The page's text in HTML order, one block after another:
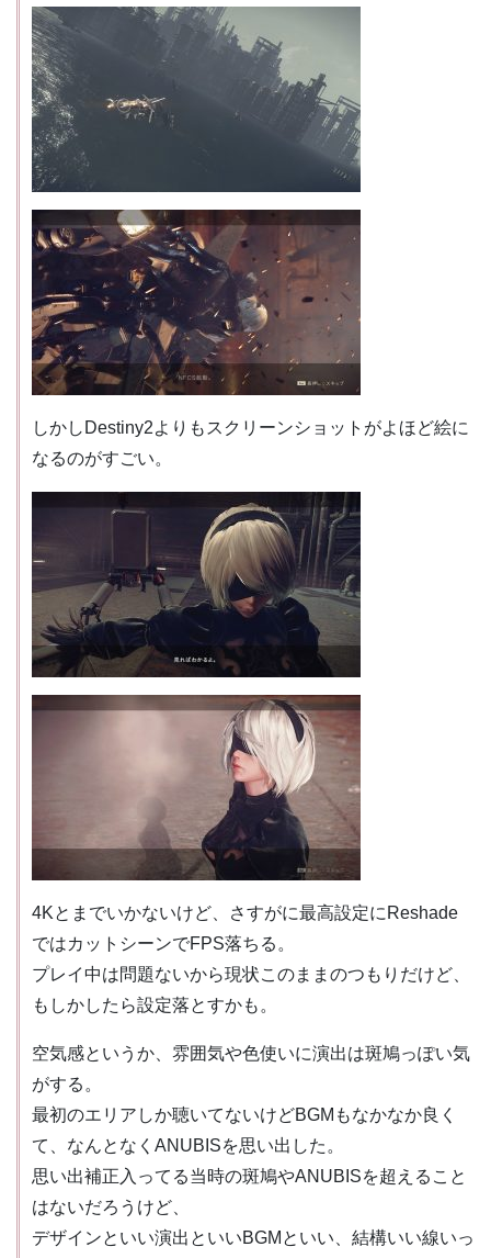
しかしDestiny2よりもスクリーンショットがよほど絵に
なるのがすごい。
4Kとまでいかないけど、さすがに最高設定にReshade
ではカットシーンでFPS落ちる。
プレイ中は問題ないから現状このままのつもりだけど、
もしかしたら設定落とすかも。
空気感というか、雰囲気や色使いに演出は斑鳩っぽい気
がする。
最初のエリアしか聴いてないけどBGMもなかなか良く
て、なんとなくANUBISを思い出した。
思い出補正入ってる当時の斑鳩やANUBISを超えること
はないだろうけど、
デザインといい演出といいBGMといい、結構いい線いっ